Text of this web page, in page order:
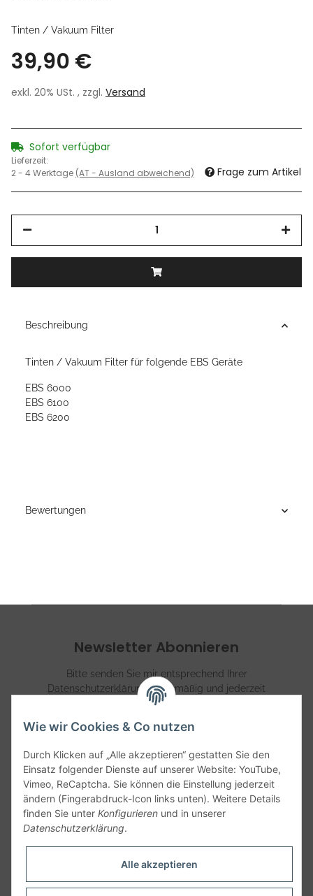
Tinten / Vakuum Filter
39,90 €
exkl. 20% USt. , zzgl. Versand
Sofort verfügbar
Lieferzeit:
2 - 4 Werktage (AT - Ausland abweichend) Frage zum Artikel
Beschreibung
Tinten / Vakuum Filter für folgende EBS Geräte
EBS 6000
EBS 6100
EBS 6200
Bewertungen
Newsletter Abonnieren
Bitte senden Sie mir entsprechend Ihrer
Datenschutzerklärungregelmäßig und jederzeit
widerruflich Informationen zu Ihrem Produktsortiment per
Abonnieren
Informationen
Wie wir Cookies & Co nutzen
Durch Klicken auf „Alle akzeptieren“ gestatten Sie den
Einsatz folgender Dienste auf unserer Website: YouTube,
Vimeo, ReCaptcha. Sie können die Einstellung jederzeit
ändern (Fingerabdruck-Icon links unten). Weitere Details
finden Sie unter Konfigurieren und in unserer
Datenschutzerklärung.
Alle akzeptieren